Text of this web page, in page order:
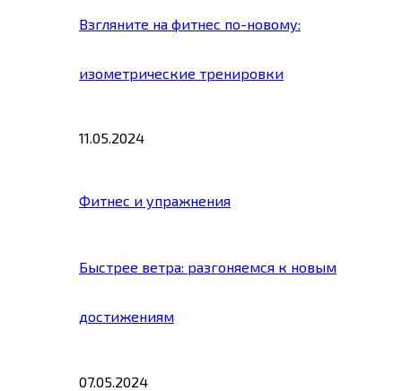
Взгляните на фитнес по-новому:
изометрические тренировки
11.05.2024
Фитнес и упражнения
Быстрее ветра: разгоняемся к новым
достижениям
07.05.2024